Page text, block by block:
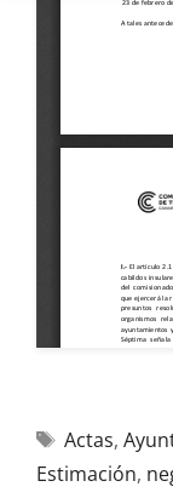
Actas,
Estimación,